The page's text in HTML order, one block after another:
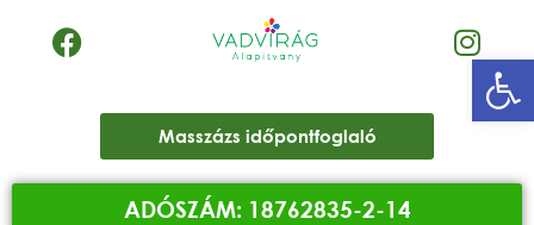
Masszázs időpontfoglaló
ADÓSZÁM: 18762835-2-14